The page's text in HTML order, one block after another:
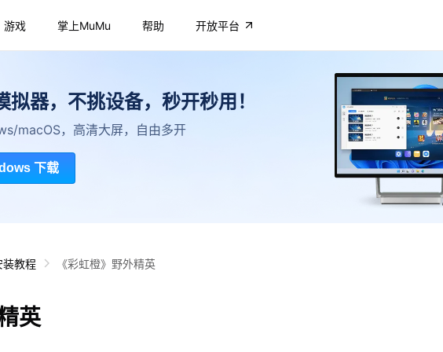
游戏 掌上MuMu 帮助 开放平台
器，不挑设备，秒开秒用！
macOS，高清大屏，自由多开
下载
装教程 《彩虹橙》野外精英
英